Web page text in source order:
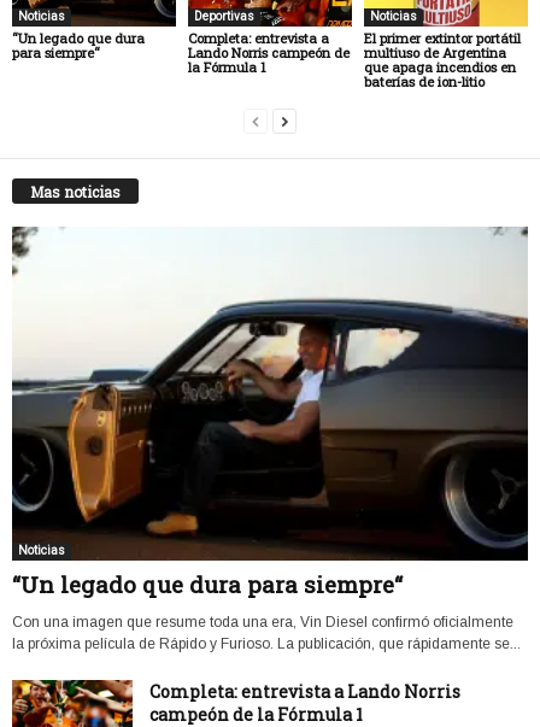
Noticias
“Un legado que dura
para siempre“
Deportivas
Completa: entrevista a
Lando Norris campeón de
la Fórmula 1
Noticias
El primer extintor portátil
multiuso de Argentina
que apaga incendios en
baterías de ion-litio
Mas noticias
Noticias
“Un legado que dura para siempre“
Con una imagen que resume toda una era, Vin Diesel confirmó oficialmente
la próxima película de Rápido y Furioso. La publicación, que rápidamente se...
Completa: entrevista a Lando Norris
campeón de la Fórmula 1